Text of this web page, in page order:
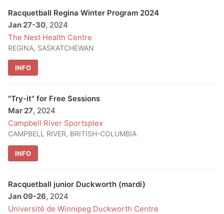
Racquetball Regina Winter Program 2024
Jan 27-30, 2024
The Nest Health Centre
REGINA, SASKATCHEWAN
INFO
"Try-it" for Free Sessions
Mar 27, 2024
Campbell River Sportsplex
CAMPBELL RIVER, BRITISH-COLUMBIA
INFO
Racquetball junior Duckworth (mardi)
Jan 09-26, 2024
Université de Winnipeg Duckworth Centre